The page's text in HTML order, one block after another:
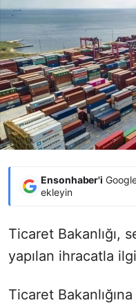
Ensonhaber'i
ekleyin
Ticaret Bakanlığı,
yapılan ihracatla
Ticaret